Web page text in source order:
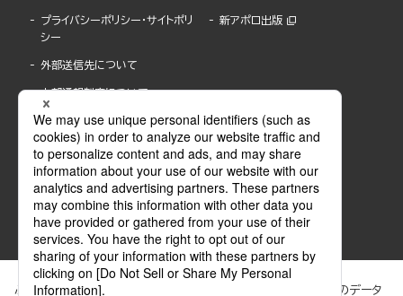
プライバシーポリシー・サイトポリ
シー
外部送信先について
内部通報制度について
新アポロ出版
ぶんか社が運営するサイトでは、利便性向上のためにCookie等のデータ